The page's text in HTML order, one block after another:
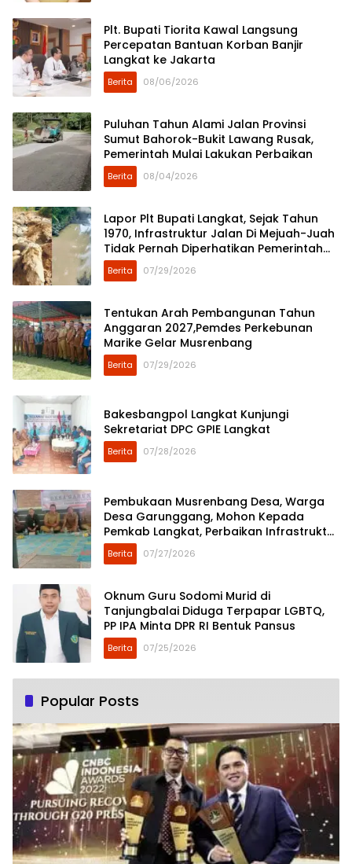
Plt. Bupati Tiorita Kawal Langsung
Percepatan Bantuan Korban Banjir
Langkat ke Jakarta
Berita 08/06/2026
Puluhan Tahun Alami Jalan Provinsi
Sumut Bahorok-Bukit Lawang Rusak,
Pemerintah Mulai Lakukan Perbaikan
Berita 08/04/2026
Lapor Plt Bupati Langkat, Sejak Tahun
1970, Infrastruktur Jalan Di Mejuah-Juah
Tidak Pernah Diperhatikan Pemerintah
Kabupaten Langkat
Berita 07/29/2026
Tentukan Arah Pembangunan Tahun
Anggaran 2027,Pemdes Perkebunan
Marike Gelar Musrenbang
Berita 07/29/2026
Bakesbangpol Langkat Kunjungi
Sekretariat DPC GPIE Langkat
Berita 07/28/2026
Pembukaan Musrenbang Desa, Warga
Desa Garunggang, Mohon Kepada
Pemkab Langkat, Perbaikan Infrastruktur
di Dusun Mejuah-Juah
Berita 07/27/2026
Oknum Guru Sodomi Murid di
Tanjungbalai Diduga Terpapar LGBTQ,
PP IPA Minta DPR RI Bentuk Pansus
Berita 07/25/2026
Popular Posts